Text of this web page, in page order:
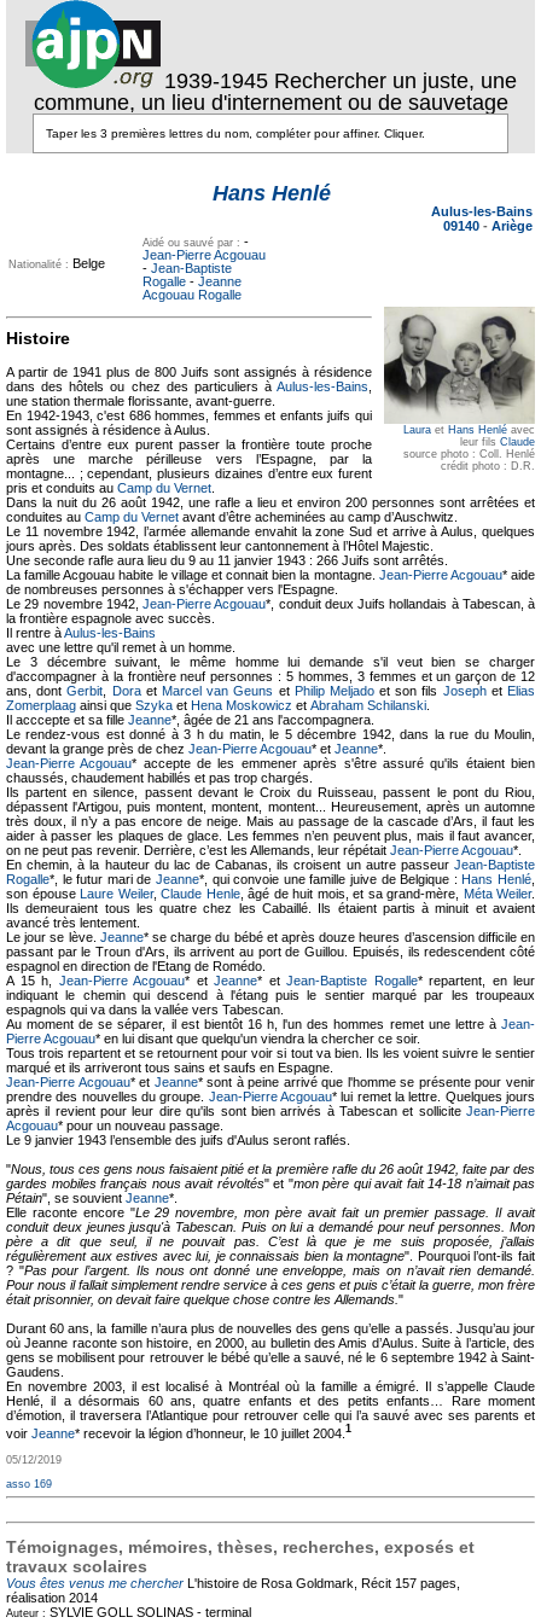
1939-1945 Rechercher un juste, une
commune, un lieu d'internement ou de sauvetage
Hans Henlé
Aulus-les-Bains
09140 - Ariège
Nationalité : Belge
Aidé ou sauvé par : -
Jean-Pierre Acgouau
- Jean-Baptiste
Rogalle - Jeanne
Acgouau Rogalle
Laura et Hans Henlé avec
leur fils Claude
source photo : Coll. Henlé
crédit photo : D.R.
Histoire
A partir de 1941 plus de 800 Juifs sont assignés à résidence
dans des hôtels ou chez des particuliers à Aulus-les-Bains
une station thermale florissante, avant-guerre.
En 1942-1943, c'est 686 hommes, femmes et enfants juifs qui
sont assignés à résidence à Aulus.
Certains d’entre eux purent passer la frontière toute proche
après une marche périlleuse vers l’Espagne, par la
montagne... ; cependant, plusieurs dizaines d’entre eux furent
pris et conduits au Camp du Vernet
Dans la nuit du 26 août 1942, une rafle a lieu et environ 200 personnes sont arrêtées et
conduites au Camp du Vernet avant d’être acheminées au camp d’Auschwitz.
Le 11 novembre 1942, l’armée allemande envahit la zone Sud et arrive à Aulus, quelques
jours après. Des soldats établissent leur cantonnement à l’Hôtel Majestic.
Une seconde rafle aura lieu du 9 au 11 janvier 1943 : 266 Juifs sont arrêtés.
La famille Acgouau habite le village et connait bien la montagne. Jean-Pierre Acgouau* aide
de nombreuses personnes à s'échapper vers l'Espagne.
Le 29 novembre 1942, Jean-Pierre Acgouau*, conduit deux Juifs hollandais à Tabescan, à
la frontière espagnole avec succès.
Il rentre àAulus-les-Bains
avec une lettre qu'il remet à un homme.
Le 3 décembre suivant, le même homme lui demande s'il veut bien se charger
d'accompagner à la frontière neuf personnes : 5 hommes, 3 femmes et un garçon de 12
ans, dontGerbit Doraet Marcel van Geuns et Philip Meljadoet son fils Josephet Elias
Zomerplaag ainsi que Szyka et Hena Moskowicz et Abraham Schilanski
Il acccepte et sa fille Jeanne*, âgée de 21 ans l'accompagnera.
Le rendez-vous est donné à 3 h du matin, le 5 décembre 1942, dans la rue du Moulin,
devant la grange près de chez Jean-Pierre Acgouau* et Jeanne*.
Jean-Pierre Acgouau* accepte de les emmener après s'être assuré qu'ils étaient bien
chaussés, chaudement habillés et pas trop chargés.
Ils partent en silence, passent devant le Croix du Ruisseau, passent le pont du Riou,
dépassent l'Artigou, puis montent, montent, montent... Heureusement, après un automne
très doux, il n’y a pas encore de neige. Mais au passage de la cascade d’Ars, il faut les
aider à passer les plaques de glace. Les femmes n’en peuvent plus, mais il faut avancer,
on ne peut pas revenir. Derrière, c’est les Allemands, leur répétait Jean-Pierre Acgouau*.
En chemin, à la hauteur du lac de Cabanas, ils croisent un autre passeur Jean-Baptiste
Rogalle*, le futur mari de Jeanne*, qui convoie une famille juive de Belgique :Hans Henlé
son épouse Laure Weiler, Claude Henle, âgé de huit mois, et sa grand-mère, Méta Weiler.
Ils demeuraient tous les quatre chez les Cabaillé. Ils étaient partis à minuit et avaient
avancé très lentement.
Le jour se lève. Jeanne* se charge du bébé et après douze heures d’ascension difficile en
passant par le Troun d'Ars, ils arrivent au port de Guillou. Epuisés, ils redescendent côté
espagnol en direction de l'Etang de Romédo.
A 15 h, Jean-Pierre Acgouau* et Jeanne* et Jean-Baptiste Rogalle* repartent, en leur
indiquant le chemin qui descend à l'étang puis le sentier marqué par les troupeaux
espagnols qui va dans la vallée vers Tabescan.
Au moment de se séparer, il est bientôt 16 h, l'un des hommes remet une lettre à Jean-
Pierre Acgouau* en lui disant que quelqu'un viendra la chercher ce soir.
Tous trois repartent et se retournent pour voir si tout va bien. Ils les voient suivre le sentier
marqué et ils arriveront tous sains et saufs en Espagne.
Jean-Pierre Acgouau* et Jeanne* sont à peine arrivé que l'homme se présente pour venir
prendre des nouvelles du groupe. Jean-Pierre Acgouau* lui remet la lettre. Quelques jours
après il revient pour leur dire qu'ils sont bien arrivés à Tabescan et sollicite Jean-Pierre
Acgouau* pour un nouveau passage.
Le 9 janvier 1943 l’ensemble des juifs d'Aulus seront raflés.
"Nous, tous ces gens nous faisaient pitié et la première rafle du 26 août 1942, faite par des
gardes mobiles français nous avait révoltés" et "mon père qui avait fait 14-18 n’aimait pas
Pétain", se souvient Jeanne*.
Elle raconte encore "Le 29 novembre, mon père avait fait un premier passage. Il avait
conduit deux jeunes jusqu'à Tabescan. Puis on lui a demandé pour neuf personnes. Mon
père a dit que seul, il ne pouvait pas. C’est là que je me suis proposée, j’allais
régulièrement aux estives avec lui, je connaissais bien la montagne". Pourquoi l’ont-ils fait
? "Pas pour l’argent. Ils nous ont donné une enveloppe, mais on n’avait rien demandé.
Pour nous il fallait simplement rendre service à ces gens et puis c’était la guerre, mon frère
était prisonnier, on devait faire quelque chose contre les Allemands. "
Durant 60 ans, la famille n’aura plus de nouvelles des gens qu’elle a passés. Jusqu’au jour
où Jeanne raconte son histoire, en 2000, au bulletin des Amis d’Aulus. Suite à l’article, des
gens se mobilisent pour retrouver le bébé qu’elle a sauvé, né le 6 septembre 1942 à Saint-
Gaudens.
En novembre 2003, il est localisé à Montréal où la famille a émigré. Il s’appelle Claude
Henlé, il a désormais 60 ans, quatre enfants et des petits enfants… Rare moment
d’émotion, il traversera l’Atlantique pour retrouver celle qui l’a sauvé avec ses parents et
voir Jeanne* recevoir la légion d’honneur, le 10 juillet 2004. 1
05/12/2019
asso 169
Témoignages, mémoires, thèses, recherches, exposés et
travaux scolaires
Vous êtes venus me chercher L'histoire de Rosa Goldmark, Récit 157 pages,
réalisation 2014
Auteur : SYLVIE GOLL SOLINAS - terminal